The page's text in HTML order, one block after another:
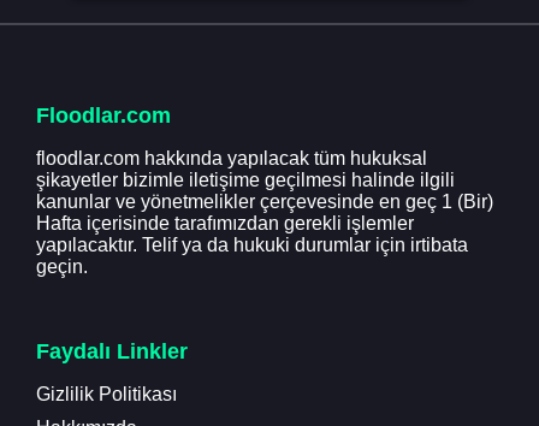
Floodlar.com
floodlar.com hakkında yapılacak tüm hukuksal
şikayetler bizimle iletişime geçilmesi halinde ilgili
kanunlar ve yönetmelikler çerçevesinde en geç 1 (Bir)
Hafta içerisinde tarafımızdan gerekli işlemler
yapılacaktır. Telif ya da hukuki durumlar için irtibata
geçin.
Faydalı Linkler
Gizlilik Politikası